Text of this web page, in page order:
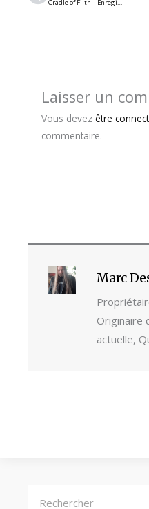
Cradle of Filth – Enregistrement du nouvel album terminé et nouveau single en octobre
Laisser un
Vous devez être
commentaire.
Marc
Originaire
actuelle,